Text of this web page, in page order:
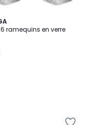
ramequins en verre